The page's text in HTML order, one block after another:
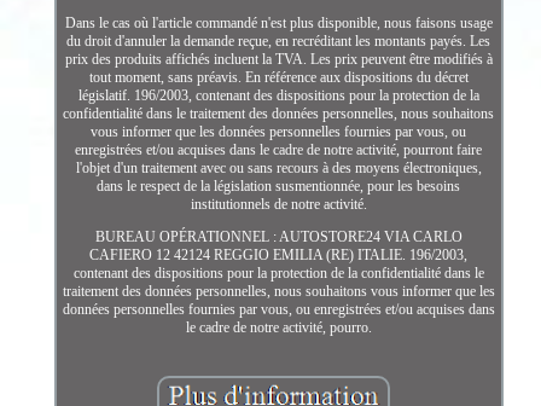
Dans le cas où l'article commandé n'est plus disponible, nous faisons usage
du droit d'annuler la demande reçue, en recréditant les montants payés. Les
prix des produits affichés incluent la TVA. Les prix peuvent être modifiés à
tout moment, sans préavis. En référence aux dispositions du décret
législatif. 196/2003, contenant des dispositions pour la protection de la
confidentialité dans le traitement des données personnelles, nous souhaitons
vous informer que les données personnelles fournies par vous, ou
enregistrées et/ou acquises dans le cadre de notre activité, pourront faire
l'objet d'un traitement avec ou sans recours à des moyens électroniques,
dans le respect de la législation susmentionnée, pour les besoins
institutionnels de notre activité.
BUREAU OPÉRATIONNEL : AUTOSTORE24 VIA CARLO
CAFIERO 12 42124 REGGIO EMILIA (RE) ITALIE. 196/2003,
contenant des dispositions pour la protection de la confidentialité dans le
traitement des données personnelles, nous souhaitons vous informer que les
données personnelles fournies par vous, ou enregistrées et/ou acquises dans
le cadre de notre activité, pourro.